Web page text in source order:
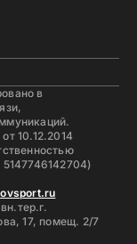
в
10.12.2014
17, помещ. 2/7